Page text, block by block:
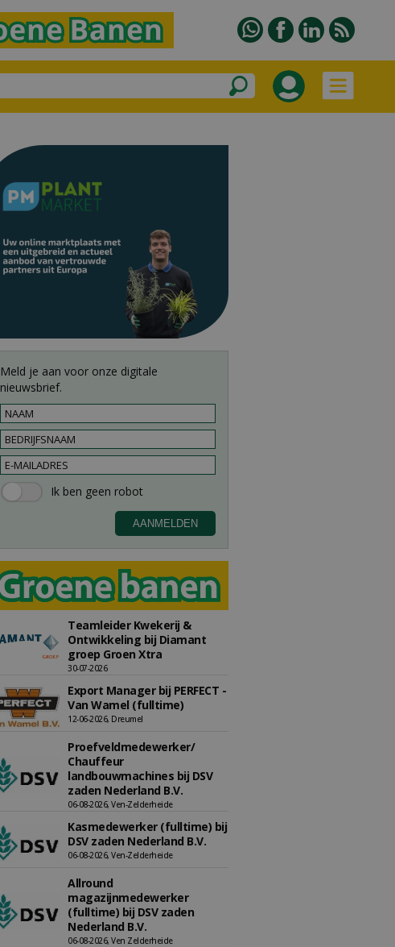
Meld je aan voor onze digitale
nieuwsbrief.
Teamleider Kwekerij &
Ontwikkeling bij Diamant
groep Groen Xtra
30-07-2026
Export Manager bij PERFECT -
Van Wamel (fulltime)
12-06-2026, Dreumel
Proefveldmedewerker/
Chauffeur
landbouwmachines bij DSV
zaden Nederland B.V.
06-08-2026, Ven-Zelderheide
Kasmedewerker (fulltime) bij
DSV zaden Nederland B.V.
06-08-2026, Ven-Zelderheide
Allround
magazijnmedewerker
(fulltime) bij DSV zaden
Nederland B.V.
06-08-2026, Ven Zelderheide